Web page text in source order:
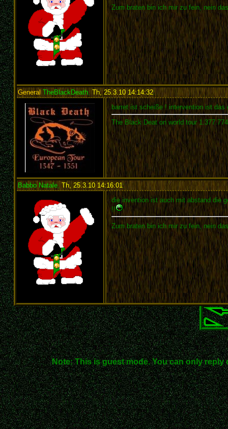
Zum braten bin ich mir zu fein, nein
GeneralTheBlackDeath,Th, 25.3.10 14:14:32:
barret ist scheiße ! intervention ist das
The Black Deat on world tour
Babbo Natale, Th, 25.3.10 14:16:01:
die invention ist auch mit abstand die
!!
Zum braten bin ich mir zu fein, nein
Note: This is guest mode. You can only